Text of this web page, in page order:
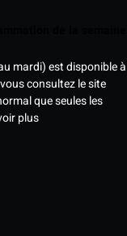
mardi) est disponible à
consultez le site
que seules les
plus